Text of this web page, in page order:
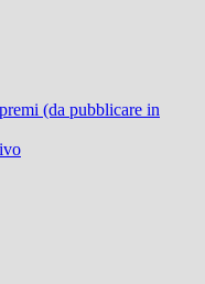
(da pubblicare in